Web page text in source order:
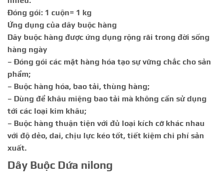
Đóng gói: 1 cuộn= 1 kg
Ứng dụng của dây buộc hàng
Dây buộc hàng được ứng dụng rộng rãi trong đời sống
hàng ngày
– Đóng gói các mặt hàng hóa tạo sự vững chắc cho sản
phẩm;
– Buộc hàng hóa, bao tải, thùng hàng;
– Dùng để khâu miệng bao tải mà không cần sử dụng
tới các loại kim khâu;
– Buộc hàng thuận tiện với đủ loại kích cỡ khác nhau
với độ dẻo, dai, chịu lực kéo tốt, tiết kiệm chi phí sản
xuất.
Dây Buộc Dứa nilong